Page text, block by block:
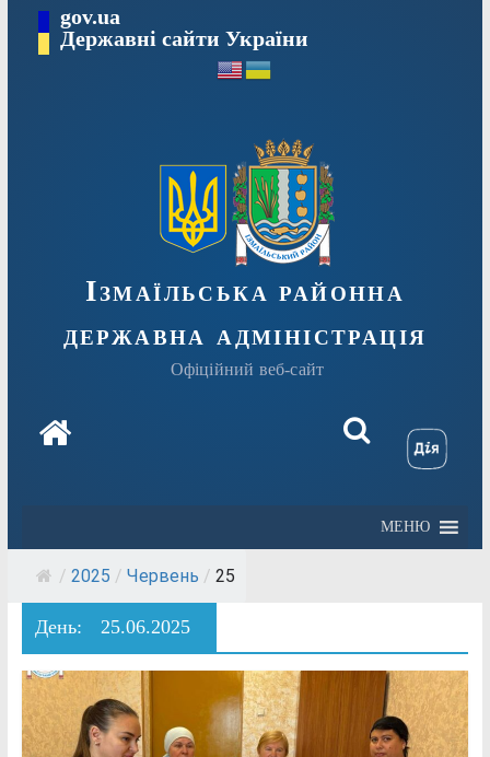
вмісту
gov.ua
Державні сайти України
Ізмаїльська районна
державна адміністрація
Офіційний веб-сайт
МЕНЮ
/ 2025 / Червень / 25
День: 25.06.2025